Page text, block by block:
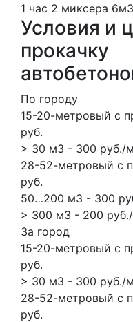
1 час 2 миксера
Условия и
прокачку
По городу
15-20-метровый с
руб.
> 30 м3 - 300 руб./
28-52-метровый с
руб.
50…200 м3 - 300
> 300 м3 - 200
За город
15-20-метровый с
руб.
> 30 м3 - 300 руб./
28-52-метровый с
руб.